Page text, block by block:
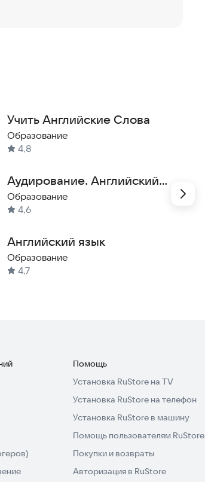
Учить Английские Слова
Образование
4,8
Аудирование. Английский
язык
Образование
4,6
Английский язык
Образование
4,7
Помощь
Установка RuStore на TV
Установка RuStore на телефон
Установка RuStore в машину
Помощь пользователям RuStore
Покупки и возвраты
Авторизация в RuStore